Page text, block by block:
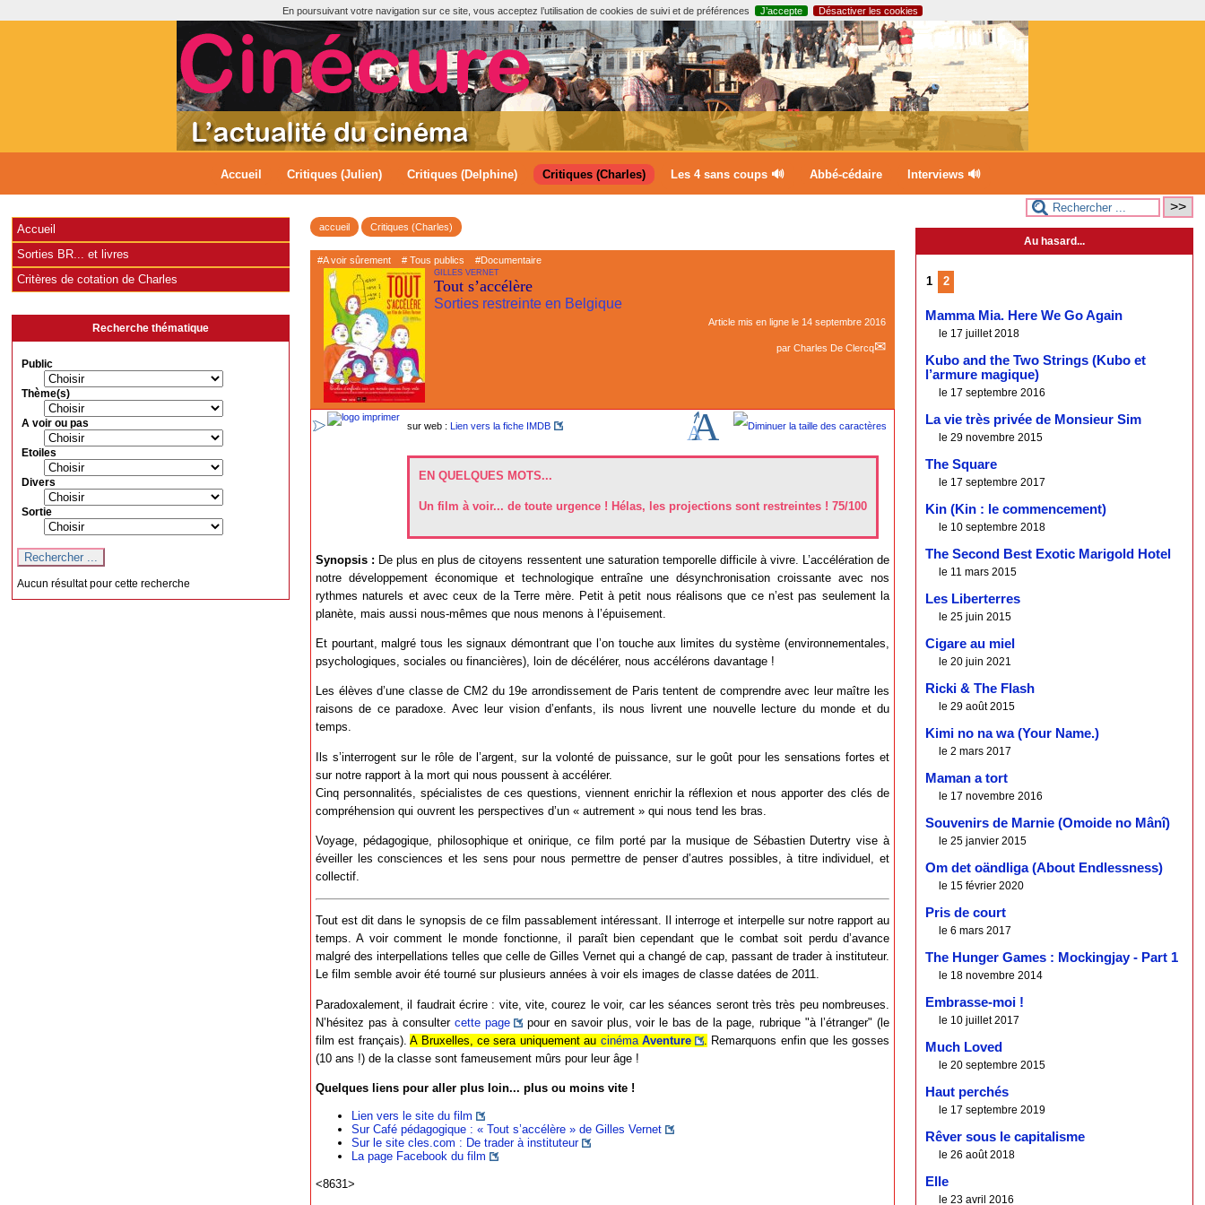
En poursuivant votre navigation sur ce site, vous acceptez l’utilisation de cookies de suivi et de préférences J’accepte Désactiver les cookies
Accueil Critiques (Julien) Critiques (Delphine) Critiques (Charles) Les 4 sans coups 🔊 Abbé-cédaire Interviews 🔊
accueil Critiques (Charles)
#A voir sûrement # Tous publics #Documentaire
GILLES VERNET
Tout s’accélère
Sorties restreinte en Belgique
Article mis en ligne le 14 septembre 2016
par Charles De Clercq
EN QUELQUES MOTS...
Un film à voir... de toute urgence ! Hélas, les projections sont restreintes ! 75/100
sur web : Lien vers la fiche IMDB
Synopsis : De plus en plus de citoyens ressentent une saturation temporelle difficile à vivre. L’accélération de
notre développement économique et technologique entraîne une désynchronisation croissante avec nos
rythmes naturels et avec ceux de la Terre mère. Petit à petit nous réalisons que ce n’est pas seulement la
planète, mais aussi nous-mêmes que nous menons à l’épuisement.
Et pourtant, malgré tous les signaux démontrant que l’on touche aux limites du système (environnementales,
psychologiques, sociales ou financières), loin de décélérer, nous accélérons davantage !
Les élèves d’une classe de CM2 du 19e arrondissement de Paris tentent de comprendre avec leur maître les
raisons de ce paradoxe. Avec leur vision d’enfants, ils nous livrent une nouvelle lecture du monde et du
temps.
Ils s’interrogent sur le rôle de l’argent, sur la volonté de puissance, sur le goût pour les sensations fortes et
sur notre rapport à la mort qui nous poussent à accélérer.
Cinq personnalités, spécialistes de ces questions, viennent enrichir la réflexion et nous apporter des clés de
compréhension qui ouvrent les perspectives d’un « autrement » qui nous tend les bras.
Voyage, pédagogique, philosophique et onirique, ce film porté par la musique de Sébastien Dutertry vise à
éveiller les consciences et les sens pour nous permettre de penser d’autres possibles, à titre individuel, et
collectif.
Tout est dit dans le synopsis de ce film passablement intéressant. Il interroge et interpelle sur notre rapport au
temps. A voir comment le monde fonctionne, il paraît bien cependant que le combat soit perdu d’avance
malgré des interpellations telles que celle de Gilles Vernet qui a changé de cap, passant de trader à instituteur.
Le film semble avoir été tourné sur plusieurs années à voir els images de classe datées de 2011.
Paradoxalement, il faudrait écrire : vite, vite, courez le voir, car les séances seront très très peu nombreuses.
N’hésitez pas à consulter cette page
pour en savoir plus, voir le bas de la page, rubrique "à l’étranger" (le
film est français).A Bruxelles, ce sera uniquement au cinémaAventure
Remarquons enfin que les gosses
(10 ans !) de la classe sont fameusement mûrs pour leur âge !
Quelques liens pour aller plus loin... plus ou moins vite !
Lien vers le site du film
Sur Café pédagogique : « Tout s’accélère » de Gilles Vernet
Sur le site cles.com : De trader à instituteur
La page Facebook du film
<8631>
Accueil
Sorties BR... et livres
Critères de cotation de Charles
Recherche thématique
Public
Thème(s)
A voir ou pas
Etoiles
Divers
Sortie
Aucun résultat pour cette recherche
Au hasard...
1 2
Mamma Mia. Here We Go Again
le 17 juillet 2018
Kubo and the Two Strings (Kubo et
l’armure magique)
le 17 septembre 2016
La vie très privée de Monsieur Sim
le 29 novembre 2015
The Square
le 17 septembre 2017
Kin (Kin : le commencement)
le 10 septembre 2018
The Second Best Exotic Marigold Hotel
le 11 mars 2015
Les Liberterres
le 25 juin 2015
Cigare au miel
le 20 juin 2021
Ricki & The Flash
le 29 août 2015
Kimi no na wa (Your Name.)
le 2 mars 2017
Maman a tort
le 17 novembre 2016
Souvenirs de Marnie (Omoide no Mânî)
le 25 janvier 2015
Om det oändliga (About Endlessness)
le 15 février 2020
Pris de court
le 6 mars 2017
The Hunger Games : Mockingjay - Part 1
le 18 novembre 2014
Embrasse-moi !
le 10 juillet 2017
Much Loved
le 20 septembre 2015
Haut perchés
le 17 septembre 2019
Rêver sous le capitalisme
le 26 août 2018
Elle
le 23 avril 2016